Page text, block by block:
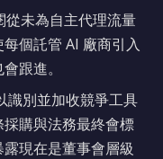
未為自主代理流量
個託管 AI 廠商引入
跟進。
識別並加收競爭工具
購與法務最終會標
現在是董事會層級